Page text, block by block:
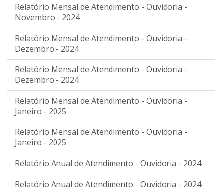
Relatório Mensal de Atendimento - Ouvidoria -
Novembro - 2024
Relatório Mensal de Atendimento - Ouvidoria -
Dezembro - 2024
Relatório Mensal de Atendimento - Ouvidoria -
Dezembro - 2024
Relatório Mensal de Atendimento - Ouvidoria -
Janeiro - 2025
Relatório Mensal de Atendimento - Ouvidoria -
Janeiro - 2025
Relatório Anual de Atendimento - Ouvidoria - 2024
Relatório Anual de Atendimento - Ouvidoria - 2024